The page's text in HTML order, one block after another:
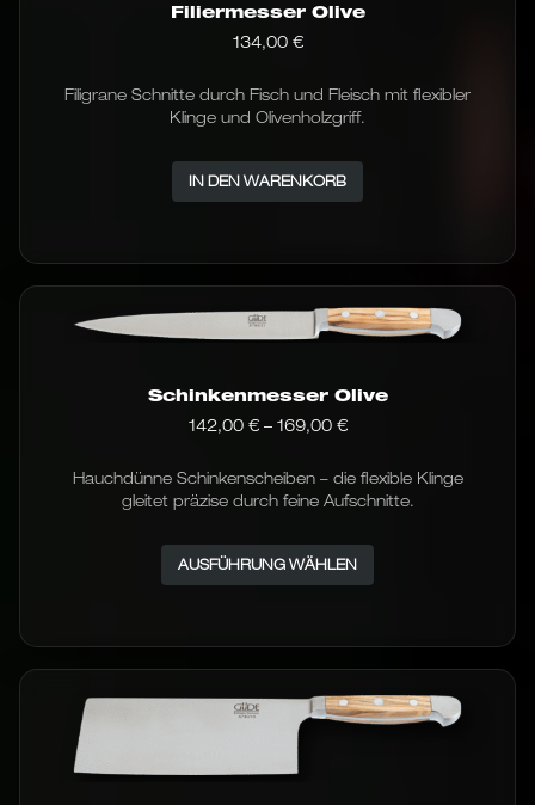
Filiermesser Olive
134,00 €
Filigrane Schnitte durch Fisch und Fleisch mit flexibler
Klinge und Olivenholzgriff.
IN DEN WARENKORB
Schinkenmesser Olive
142,00 € – 169,00 €Preisspanne:
169,00 €
Hauchdünne Schinkenscheiben – die flexible Klinge
gleitet präzise durch feine Aufschnitte.
AUSFÜHRUNG WÄHLEN
Varianten
auf.
Optionen